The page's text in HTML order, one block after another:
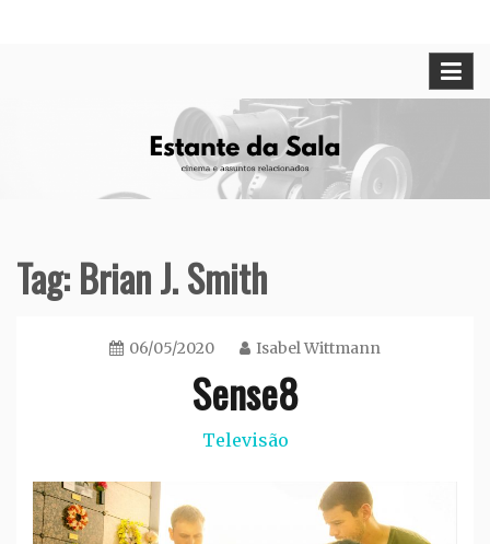
Tag:Brian J. Smith
06/05/2020 Isabel Wittmann
Sense8
Televisão